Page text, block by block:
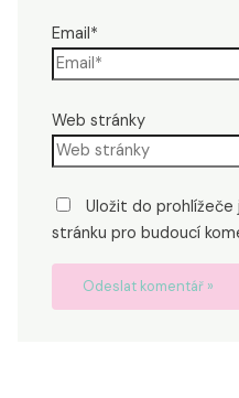
Email*
Web stránky
Uložit do
stránku pro budoucí